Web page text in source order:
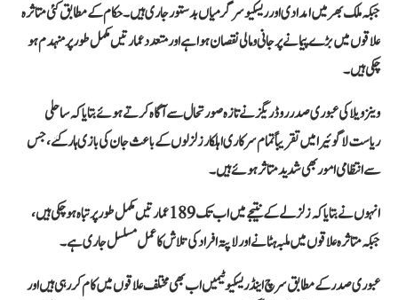
جبکہ ملک بھر میں امدادی اور ریسکیو سرگرمیاں بدستور جاری ہیں۔ حکام کے مطابق کئی متاثرہ
علاقوں میں بڑے پیمانے پر جانی و مالی نقصان ہوا ہے اور متعدد عمارتیں مکمل طور پر منہدم ہو
چکی ہیں۔
وینزویلا کی عبوری صدرروڈریگزنے تازہ صورتحال سے آگاہ کرتے ہوئے بتایا کہ ساحلی
ریاستلاگوئیرامیں تقریباً تمام سرکاری اہلکار زلزلوں کے باعث جان کی بازی ہار گئے، جس
سے انتظامی امور بھی شدید متاثر ہوئے ہیں۔
انہوں نے بتایا کہ زلزلے کے نتیجے میں اب تک189 عمارتیں مکمل طور پر تباہ
ہو چکی ہیں،
جبکہ متاثرہ علاقوں میں ملبہ ہٹانے اور لاپتہ افراد کی تلاش کا عمل مسلسل جاری ہے۔
عبوری صدر کے مطابق سرچ اینڈ ریسکیو ٹیمیں اب بھی مختلف علاقوں میں کام کر رہی ہیں اور